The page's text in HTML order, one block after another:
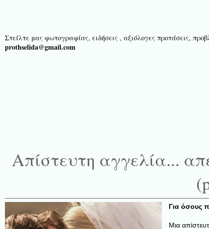
Στείλτε μας φωτογραφίας, ειδήσεις , αξιόλογες προτάσεις,
prothselida@gmail.com
Απίστευτη αγγελία...
Για όσους
Μια